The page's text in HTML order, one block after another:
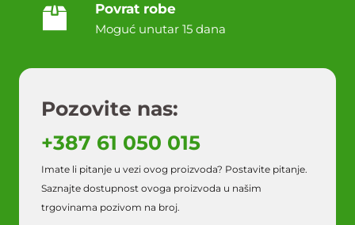
Povrat robe
Moguć unutar 15 dana
Pozovite nas:
+387 61 050 015
Imate li pitanje u vezi ovog proizvoda? Postavite pitanje.
Saznajte dostupnost ovoga proizvoda u našim
trgovinama pozivom na broj.